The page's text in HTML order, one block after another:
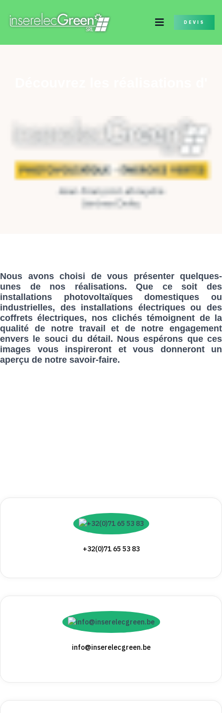
DEVIS
Nous avons choisi de vous présenter quelques-
unes de nos réalisations. Que ce soit des
installations photovoltaïques domestiques ou
industrielles, des installations électriques ou des
coffrets électriques, nos clichés témoignent de la
qualité de notre travail et de notre engagement
envers le souci du détail. Nous espérons que ces
images vous inspireront et vous donneront un
aperçu de notre savoir-faire.
+32(0)71 65 53 83
info@inserelecgreen.be